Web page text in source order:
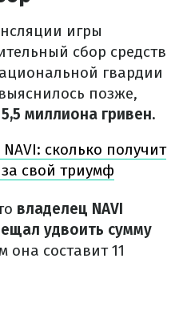
игры
сбор средств
гвардии
позже,
5,5 миллиона гривен.
сколько получит
свой триумф
владелец NAVI
удвоить сумму
она составит 11